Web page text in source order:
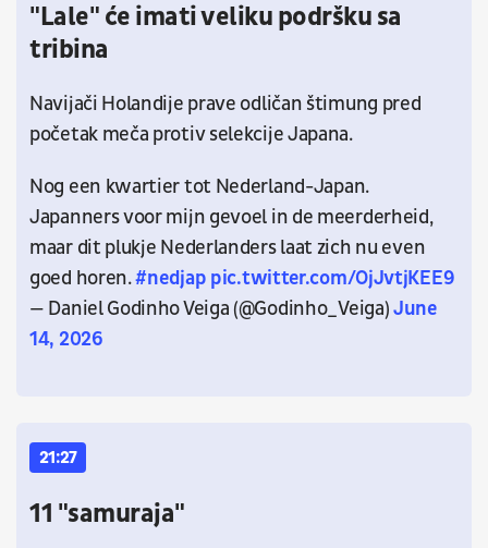
"Lale" će imati veliku podršku sa
tribina
Navijači Holandije prave odličan štimung pred
početak meča protiv selekcije Japana.
Nog een kwartier tot Nederland-Japan.
Japanners voor mijn gevoel in de meerderheid,
maar dit plukje Nederlanders laat zich nu even
goed horen.#nedjap pic.twitter.com/OjJvtjKEE9
— Daniel Godinho Veiga (@Godinho_Veiga)June
14, 2026
21:27
11 "samuraja"